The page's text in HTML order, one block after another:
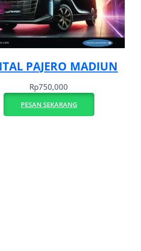
PAJERO MADIUN
Rp750,000
PESAN SEKARANG